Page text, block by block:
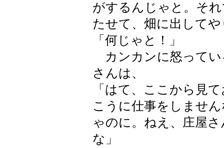
がするんじゃと。そ
たせて、畑に出して
「何じゃと！」
カンカンに怒ってい
さんは、
「はて、ここから見
こうに仕事をしませ
ゃのに。ねえ、庄屋
な」